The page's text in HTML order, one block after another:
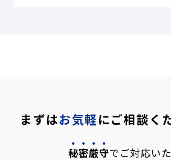
まずはお気軽にご相談く
秘密厳守でご対応い